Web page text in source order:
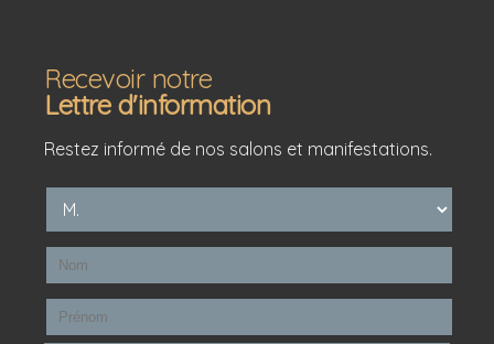
Recevoir notre
Lettre d'information
Restez informé de nos salons et manifestations.